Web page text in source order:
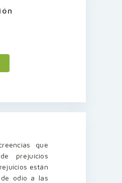
que
prejuicios
están
odio a las